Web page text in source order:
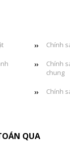
Chính
Chính
chung
Chính
QUA